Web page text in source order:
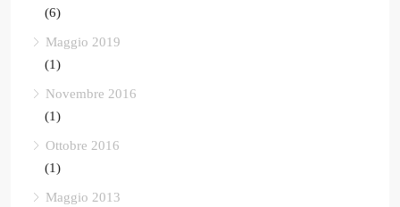
(6)
Maggio 2019
(1)
Novembre 2016
(1)
Ottobre 2016
(1)
Maggio 2013